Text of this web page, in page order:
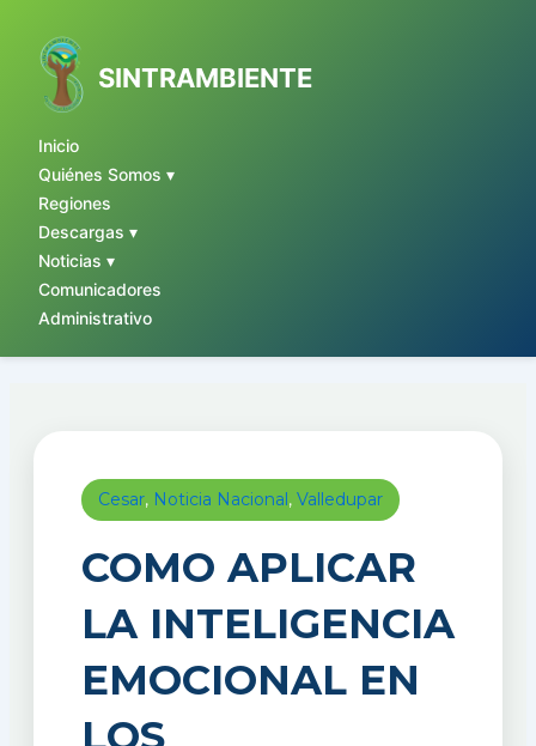
SINTRAMBIENTE
Inicio
Quiénes Somos ▾
Regiones
Descargas ▾
Noticias ▾
Comunicadores
Administrativo
contenido
Cesar, Noticia Nacional, Valledupar
COMO APLICAR
LA INTELIGENCIA
EMOCIONAL EN